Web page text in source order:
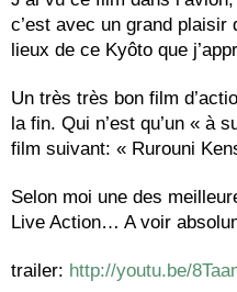
c’est avec un grand plaisir
lieux de ce Kyôto que
Un très très bon film
la fin. Qui n’est qu’un « à
film suivant: « Rurouni
Selon moi une des
Live Action… A voir
trailer: http://youtu.be/